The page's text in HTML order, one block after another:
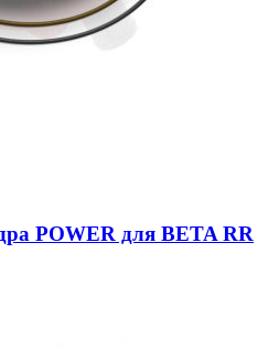
POWER для BETA RR